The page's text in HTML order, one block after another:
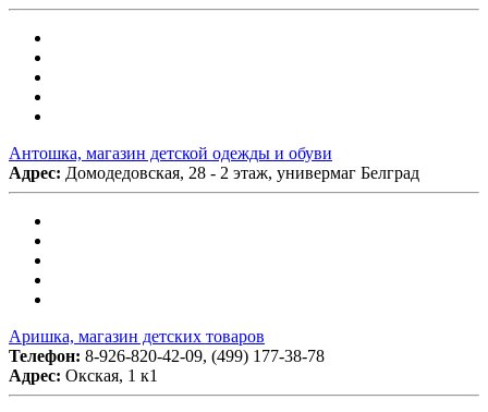
Антошка, магазин детской одежды и обуви
Адрес: Домодедовская, 28 - 2 этаж, универмаг Белград
Аришка, магазин детских товаров
Телефон: 8-926-820-42-09, (499) 177-38-78
Адрес: Окская, 1 к1